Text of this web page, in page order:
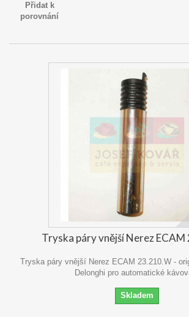
Přidat k
porovnání
Tryska páry vnější Nerez
Tryska páry vnější Nerez ECAM 23.210.W -
Delonghi pro automatické
Skladem